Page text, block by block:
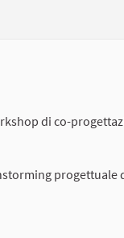
di co-
progettuale